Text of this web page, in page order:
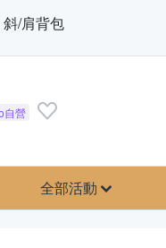
斜/肩背包
全部活動